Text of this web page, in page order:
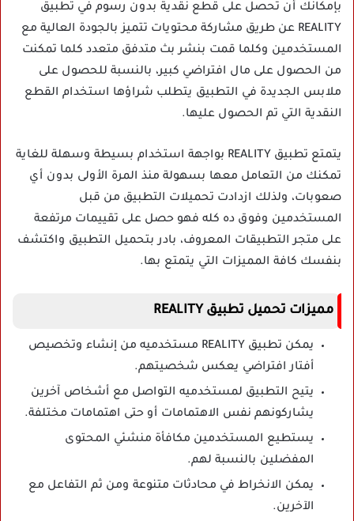
بإمكانك أن تحصل على قطع نقدية بدون رسوم في تطبيق
REALITY عن طريق مشاركة محتويات تتميز بالجودة العالية مع
المستخدمين وكلما قمت بنشر بث متدفق متعدد كلما تمكنت
من الحصول على مال افتراضي كبير، بالنسبة للحصول على
ملابس الجديدة في التطبيق يتطلب شراؤها استخدام القطع
النقدية التي تم الحصول عليها.
يتمتع تطبيق REALITY بواجهة استخدام بسيطة وسهلة للغاية
تمكنك من التعامل معها بسهولة منذ المرة الأولى بدون أي
صعوبات، ولذلك ازدادت تحميلات التطبيق من قبل
المستخدمين وفوق ده كله فهو حصل على تقييمات مرتفعة
على متجر التطبيقات المعروف، بادر بتحميل التطبيق واكتشف
بنفسك كافة المميزات التي يتمتع بها.
مميزات تحميل تطبيق REALITY
يمكن تطبيق REALITY مستخدميه من إنشاء وتخصيص
أفتار افتراضي يعكس شخصيتهم.
يتيح التطبيق لمستخدميه التواصل مع أشخاص آخرين
يشاركونهم نفس الاهتمامات أو حتى اهتمامات مختلفة.
يستطيع المستخدمين مكافأة منشئي المحتوى
المفضلين بالنسبة لهم.
يمكن الانخراط في محادثات متنوعة ومن ثم التفاعل مع
الآخرين.